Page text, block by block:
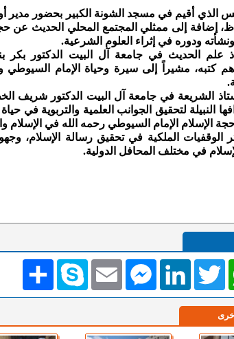
الذي أقيم في مسجد الشونة الكبير بحضور مدير
إضافة إلى ممثلي المجتمع المحلي الحديث عن
ونشأته ودوره في إثراء العلوم الشرعية.
علم الحديث في جامعة آل البيت الدكتور بكر
كتبه، مشيراً إلى سيرة وحياة الإمام السيوطي
الشريعة في جامعة آل البيت الدكتور شريف
النبيلة لتحقيق الجوانب العلمية والتربوية في
حجة الإسلام الإمام السيوطي رحمه الله في الإسلام
الوقفيات الملكية في تحقيق رسالة الإسلام،
في مختلف المحافل الدولية.
انشر Skype EmailMessengerLinkedIn Twitter